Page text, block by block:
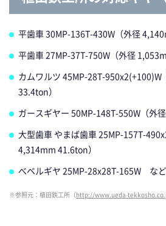
平歯車 30MP-136T-430W（外径
平歯車 27MP-37T-750W（外径
カムワルツ 45MP-28T-950x2(+100)W
33.4ton）
ガースギヤー 50MP-148T-550W（外
大型歯車 やまば歯車 25MP-157T-
4,314mm 41.6ton）
べベルギヤ 25MP-28x28T-165W など
※参照元：植田鉄工所（http://www.ueda-